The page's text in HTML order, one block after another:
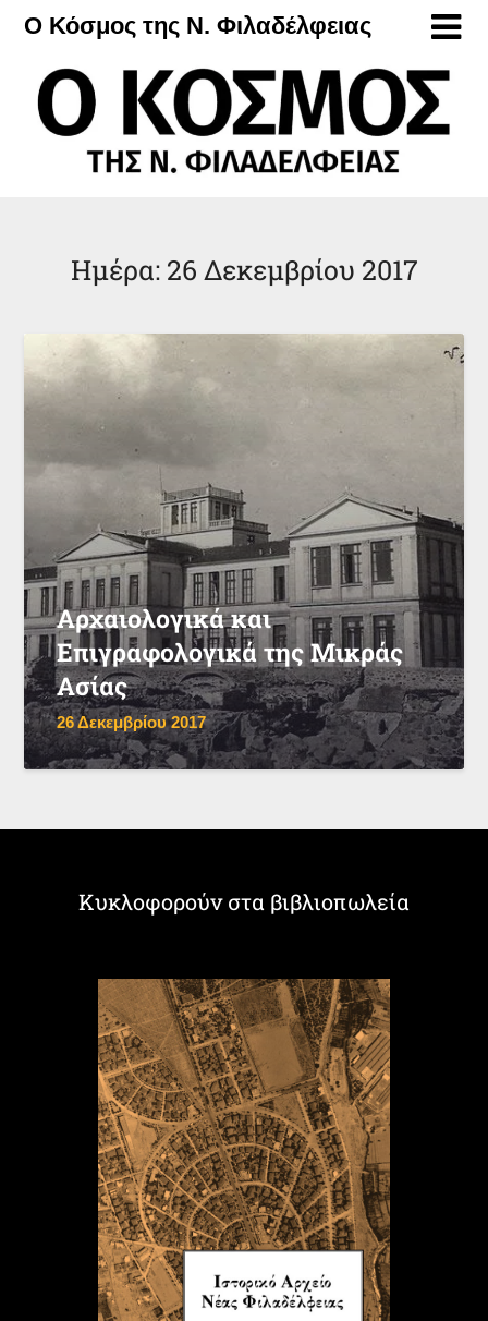
Μετάβαση
περιεχόμενο
Ο Κόσμος της Ν. Φιλαδέλφειας
Ημέρα: 26 Δεκεμβρίου 2017
Αρχαιολογικά και
Επιγραφολογικά της Μικράς
Ασίας
26 Δεκεμβρίου 2017
Κυκλοφορούν στα βιβλιοπωλεία